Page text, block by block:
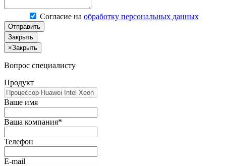
Согласие на обработку персональных данных
Отправить
Закрыть
×Закрыть
Вопрос специалисту
Продукт
Ваше имя
Ваша компания*
Телефон
E-mail